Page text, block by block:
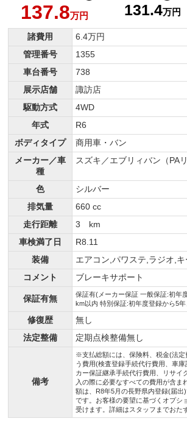
137.8万円 131.4万円
諸費用
6.4万円
管理番号
1355
車台番号
738
展示店舗
諏訪店
駆動方式
4WD
年式
R6
ボディタイプ
商用車・バン
メーカー／車
種
スズキ／エブリィバン（PA
色
シルバー
排気量
660 cc
走行距離
3 km
車検満了日
R8.11
装備
エアコン,パワステ,ラジオ,キ
コメント
ブレーキサポート
保証有無
保証有(メーカー保証 一般保証:初年
km以内 特別保証:初年度登録から5
修復歴
無し
法定整備
定期点検整備無し
備考
※支払総額には、保険料、税金(法定
う費用(検査登録手続代行費用、車
カー保証継承手続代行費用、リサイ
入の際に必要なすべての費用が含
額は、R8年5月の長野県内登録(届出
です。お客様の要望に基づくオプシ
受けます。詳細はスタッフまでおた